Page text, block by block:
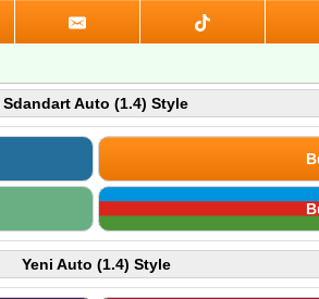
Sdandart Auto (1.4) Style
Yeni Auto (1.4) Style